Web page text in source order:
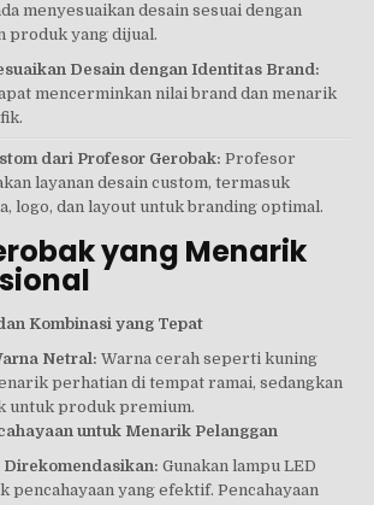
menyesuaikan desain sesuai dengan
produk yang dijual.
Desain dengan Identitas Brand:
mencerminkan nilai brand dan menarik
dari Profesor Gerobak: Profesor
layanan desain custom, termasuk
logo, dan layout untuk branding optimal.
yang Menarik
Kombinasi yang Tepat
Netral: Warna cerah seperti kuning
perhatian di tempat ramai, sedangkan
untuk produk premium.
untuk Menarik Pelanggan
Direkomendasikan: Gunakan lampu LED
pencahayaan yang efektif. Pencahayaan